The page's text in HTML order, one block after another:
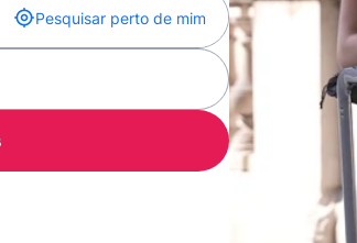
Pesquisar perto de mim